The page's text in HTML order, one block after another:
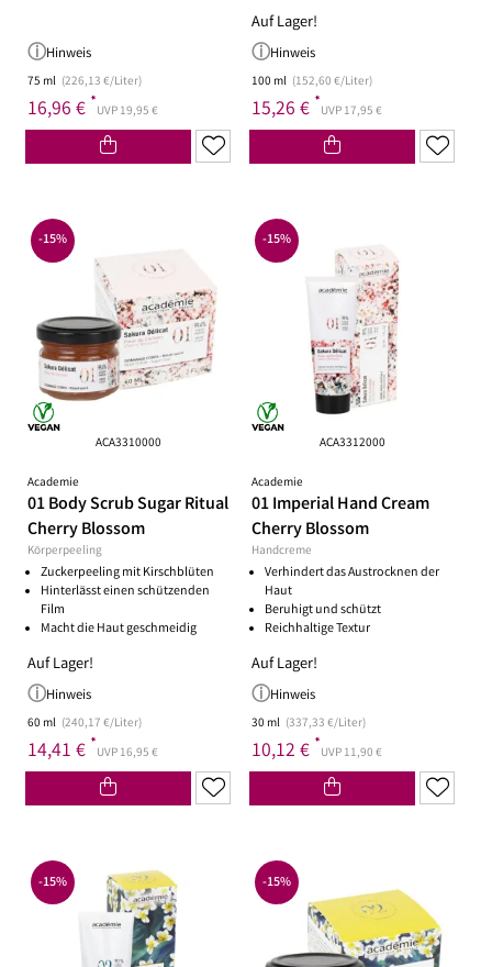
Hinweis
75 ml (226,13 €/Liter)
16,96 € *UVP 19,95 €
Auf Lager!
Hinweis
100 ml (152,60 €/Liter)
15,26 € *UVP 17,95 €
ACA3310000
Academie
01 Body Scrub Sugar Ritual
Cherry Blossom
Körperpeeling
Zuckerpeeling mit Kirschblüten
Hinterlässt einen schützenden
Film
Macht die Haut geschmeidig
Auf Lager!
Hinweis
60 ml (240,17 €/Liter)
14,41 € *UVP 16,95 €
-15%
ACA3312000
Academie
01 Imperial Hand Cream
Cherry Blossom
Handcreme
Verhindert das Austrocknen der
Haut
Beruhigt und schützt
Reichhaltige Textur
Auf Lager!
Hinweis
30 ml (337,33 €/Liter)
10,12 € *UVP 11,90 €
-15%
-15% -15%